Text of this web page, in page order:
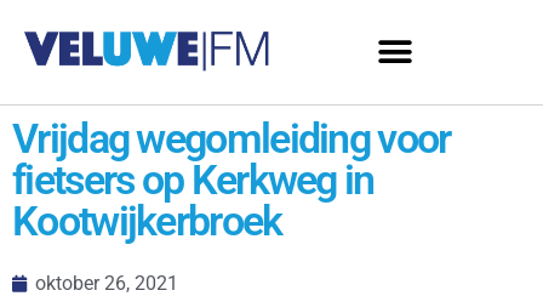
Vrijdag wegomleiding voor
fietsers op Kerkweg in
Kootwijkerbroek
oktober 26, 2021